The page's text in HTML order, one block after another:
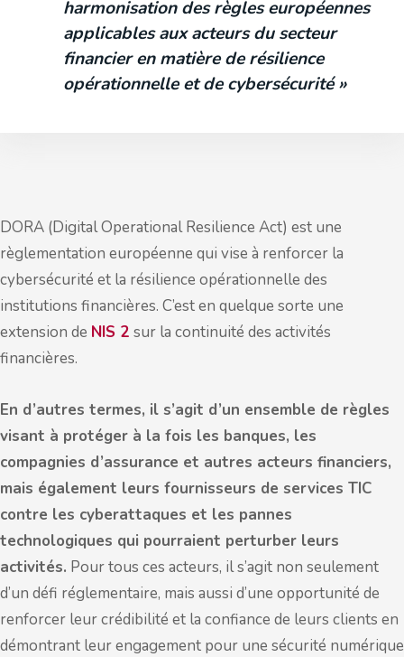
harmonisation des règles européennes
applicables aux acteurs du secteur
financier en matière de résilience
opérationnelle et de cybersécurité »
DORA (Digital Operational Resilience Act) est une
règlementation européenne qui vise à renforcer la
cybersécurité et la résilience opérationnelle des
institutions financières. C’est en quelque sorte une
extension de NIS 2 sur la continuité des activités
financières.
En d’autres termes, il s’agit d’un ensemble de règles
visant à protéger à la fois les banques, les
compagnies d’assurance et autres acteurs financiers,
mais également leurs fournisseurs de services TIC
contre les cyberattaques et les pannes
technologiques qui pourraient perturber leurs
activités. Pour tous ces acteurs, il s’agit non seulement
d’un défi réglementaire, mais aussi d’une opportunité de
renforcer leur crédibilité et la confiance de leurs clients en
démontrant leur engagement pour une sécurité numérique